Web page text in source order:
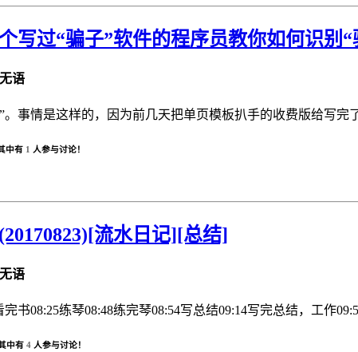
写过“骗子”软件的程序员教你如何识别“
语
。事情是这样的，因为前几天把单页模板扒手的收费版给写
中有 1 人参与讨论！
流水日记][总结]
语
书08:25练琴08:48练完琴08:54写总结09:14写完总结，工作
中有 4 人参与讨论！